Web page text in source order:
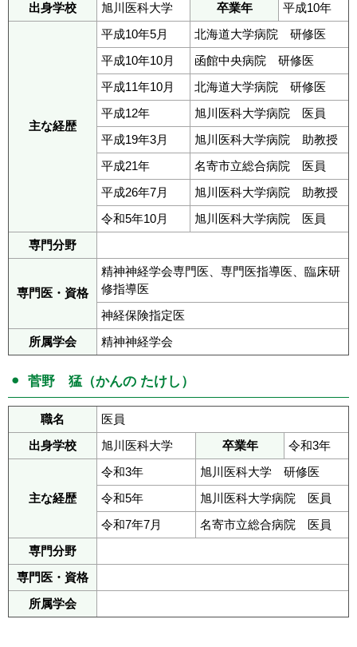
出身学校
旭川医科大学 卒業年 平成10年
主な経歴
平成10年5月
北海道大学病院 研修医
平成10年10月
函館中央病院 研修医
平成11年10月
北海道大学病院 研修医
平成12年
旭川医科大学病院 医員
平成19年3月
旭川医科大学病院 助教授
平成21年
名寄市立総合病院 医員
平成26年7月
旭川医科大学病院 助教授
令和5年10月
旭川医科大学病院 医員
専門分野
専門医・資格
精神神経学会専門医、専門医指導医、臨床研
修指導医
神経保険指定医
所属学会
精神神経学会
菅野 猛（かんの たけし）
職名
医員
出身学校
旭川医科大学 卒業年 令和3年
主な経歴
令和3年
旭川医科大学 研修医
令和5年
旭川医科大学病院 医員
令和7年7月
名寄市立総合病院 医員
専門分野
専門医・資格
所属学会